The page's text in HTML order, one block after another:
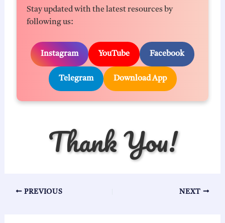
Stay updated with the latest resources by
following us:
Instagram YouTube Facebook
Telegram Download App
Thank You!
Post
PREVIOUS NEXT